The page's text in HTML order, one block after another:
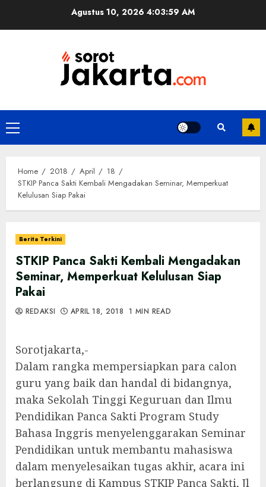
Agustus 10, 2026 4:03:59 AM
Primary
Menu
Home 2018 April
18
STKIP Panca Sakti Kembali Mengadakan Seminar, Memperkuat
Kelulusan Siap Pakai
Berita Terkini
STKIP Panca Sakti Kembali Mengadakan
Seminar, Memperkuat Kelulusan Siap
Pakai
REDAKSI APRIL 18, 2018 1 MIN READ
Sorotjakarta,-
Dalam rangka mempersiapkan para calon
guru yang baik dan handal di bidangnya,
maka Sekolah Tinggi Keguruan dan Ilmu
Pendidikan Panca Sakti Program Study
Bahasa Inggris menyelenggarakan Seminar
Pendidikan untuk membantu mahasiswa
dalam menyelesaikan tugas akhir, acara ini
berlangsung di Kampus STKIP Panca Sakti, Jl